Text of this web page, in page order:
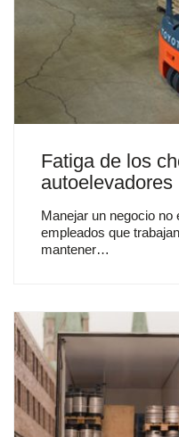
Fatiga de los
autoelevadores
Manejar un negocio no
empleados que
mantener…